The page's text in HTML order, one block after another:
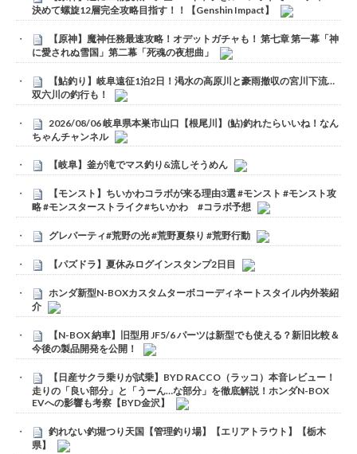
決めて螺旋12層完全攻略目指す！！【Genshin Impact】
【原神】魔神任務最速攻略！オデットガチャも！ 第七章 第一幕「神
に愛されぬ雪国」第二幕「死魂の夜想曲」
【鮎釣り】岐阜遠征1泊2日！渇水の高原川と豪雨撤収の宮川下流…
双六川の釣行も！
2026/08/06 岐阜県本巣市山口【根尾川】(鮎)釣れたらいいね！なん
ちゃんチャンネル
【岐阜】釜が滝でマス釣り&流しそうめん
【モンスト】ちいかわコラボが来る理由3選 #モンスト #モンスト攻
略 #モンスターストライク#ちいかわ #コラボ予想
グレパーティ#荒野の光 #荒野夏祭り #荒野行動
【パズドラ】夏休みログインスタンプ2日目
ホンダ新型N-BOXカスタムターボコーディネートスタイル内外装紹
介
【N-BOX 納車】旧型用 JF5/6 パーツは新型でも使える？新旧比較＆
今後の製品開発を公開！
【日産サクラ乗りが試乗】BYD RACCO（ラッコ）本音レビュー！
走りの「良い部分」と「うーん…な部分」を徹底解説！ホンダN-BOX
EVへの影響も考察【BYD金沢】
釣れない釣堀つり天国【管理釣り場】【エリアトラウト】【栃木
県】